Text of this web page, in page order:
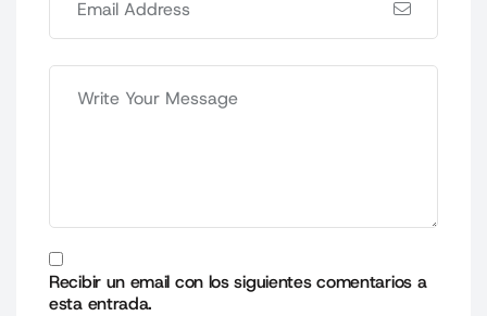
Recibir un email con los siguientes comentarios a
esta entrada.